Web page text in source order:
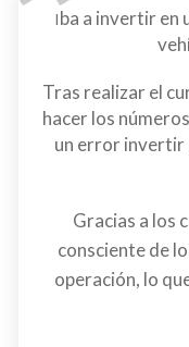
Iba a invertir en
Tras realizar el
hacer los
un error invertir
Gracias a los
consciente de
operación, lo